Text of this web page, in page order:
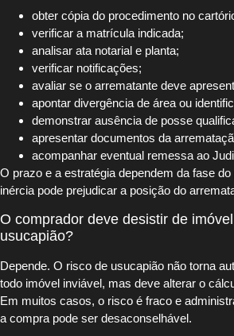
obter cópia do procedimento no
verificar a matrícula indicada;
analisar ata notarial e planta;
verificar notificações;
avaliar se o arrematante deve
apontar divergência de área ou
demonstrar ausência de posse
apresentar documentos da
acompanhar eventual remessa ao
O prazo e a estratégia dependem da fase
inércia pode prejudicar a posição do
O comprador deve desistir de
usucapião?
Depende. O risco de usucapião não torna
todo imóvel inviável, mas deve alterar o
Em muitos casos, o risco é fraco e
a compra pode ser desaconselhável.